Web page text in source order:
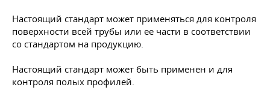
Настоящий стандарт может применяться для контроля
поверхности всей трубы или ее части в соответствии
со стандартом на продукцию.
Настоящий стандарт может быть применен и для
контроля полых профилей.